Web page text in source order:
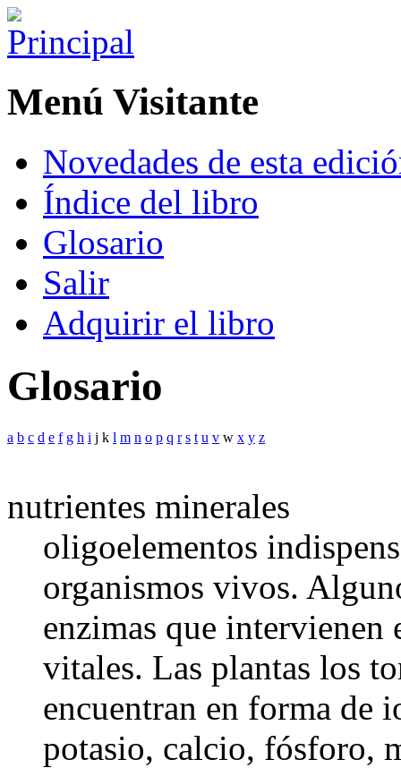
Menú Visitante
Novedades de esta
Índice del libro
Glosario
Salir
Adquirir el libro
Glosario
a b c d e f g h i j k l m n o p q r s t u v w x y z
nutrientes minerales
oligoelementos
organismos vivos.
enzimas que intervienen
vitales. Las plantas los
encuentran en forma de
potasio, calcio, fósforo,